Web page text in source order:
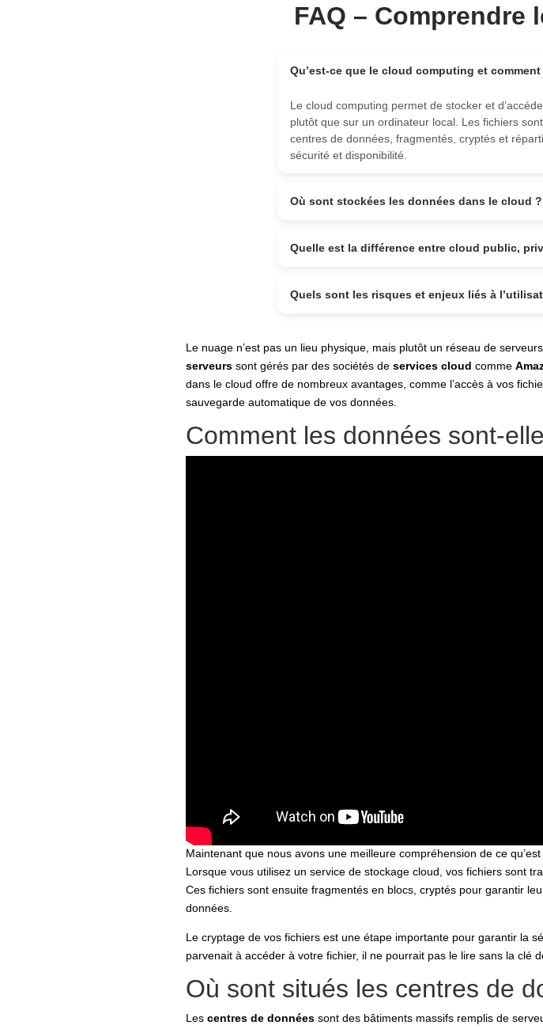
FAQ –
Qu’est-ce que le cloud computing et
Le cloud computing permet de stocker et
plutôt que sur un ordinateur local. Les fichiers
centres de données, fragmentés, cryptés et
sécurité et disponibilité.
Où sont stockées les données dans le cloud ?
Quelle est la différence entre cloud public,
Quels sont les risques et enjeux liés à
Le nuage n’est pas un lieu physique, mais plutôt un réseau de
serveurs sont gérés par des sociétés deservices cloud comme
dans le cloud offre de nombreux avantages, comme l’accès à vos
sauvegarde automatique de vos données.
Comment les données sont-
Maintenant que nous avons une meilleure compréhension de ce
Lorsque vous utilisez un service de stockage cloud, vos fichiers sont
Ces fichiers sont ensuite fragmentés en blocs, cryptés pour garantir
données.
Le cryptage de vos fichiers est une étape importante pour garantir la
parvenait à accéder à votre fichier, il ne pourrait pas le lire sans la clé
Où sont situés les centres de
Lescentres de données sont des bâtiments massifs remplis de